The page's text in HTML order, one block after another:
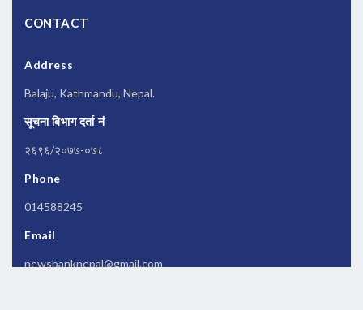
CONTACT
Address
Balaju, Kathmandu, Nepal.
सूचना बिभाग दर्ता नं
२६९६/२०७७-०७८
Phone
014588245
Email
newsbanknepal@gmail.com